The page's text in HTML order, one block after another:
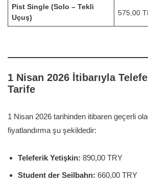
Pist Single (Solo – Tekli
Uçuş)
575,00
1 Nisan 2026 İtibarıyla
Tarife
1 Nisan 2026 tarihinden itibaren geçerli
fiyatlandırma şu şekildedir:
Teleferik Yetişkin: 890,00 TRY
Student der Seilbahn: 660,00 TRY